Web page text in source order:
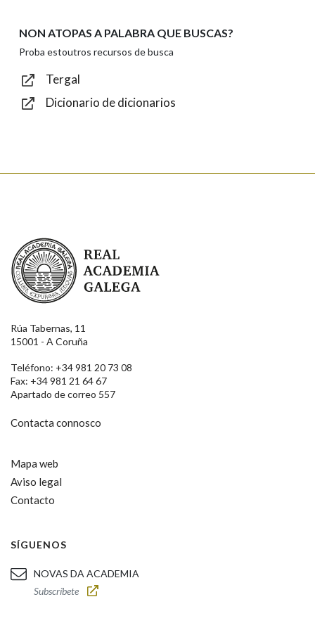
Texto de verificación
NON ATOPAS A PALABRA QUE BUSCAS?
Proba estoutros recursos de busca
Tergal
Dicionario de dicionarios
Real Academia Galega
Rúa Tabernas, 11
15001 - A Coruña
Teléfono: +34 981 20 73 08
Fax: +34 981 21 64 67
Apartado de correo 557
Contacta connosco
Mapa web
Aviso legal
Contacto
SÍGUENOS
NOVAS DA ACADEMIA
Subscríbete